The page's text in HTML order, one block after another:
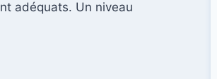
adéquats. Un niveau